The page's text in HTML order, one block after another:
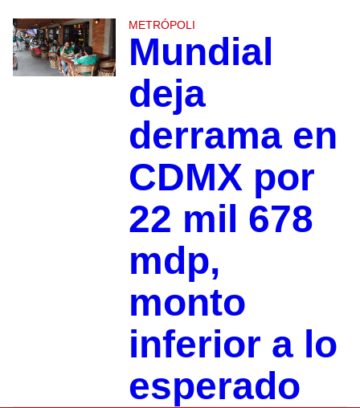
METRÓPOLI
Mundial
deja
derrama en
CDMX por
22 mil 678
mdp,
monto
inferior a lo
esperado